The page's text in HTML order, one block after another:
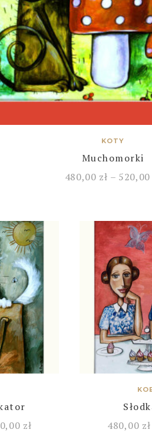
KOTY
Muchomorki
480,00 zł – 520,00
zł
480,00 zł